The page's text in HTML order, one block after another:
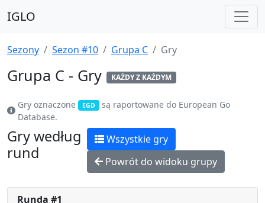
IGLO
Sezony Sezon #10 Grupa C Gry
Grupa C - Gry KAŻDY Z KAŻDYM
Gry oznaczone EGD są raportowane do European Go
Database.
Gry według
rund
Wszystkie gry
Powrót do widoku grupy
Runda #1